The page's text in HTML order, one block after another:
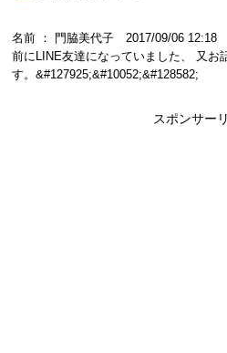
名前 ： 門脇美代子 2017/09/06 12:18
前にLINE友達になっていました、 又お
す。&#127925;&#10052;&#128582;
スポンサー